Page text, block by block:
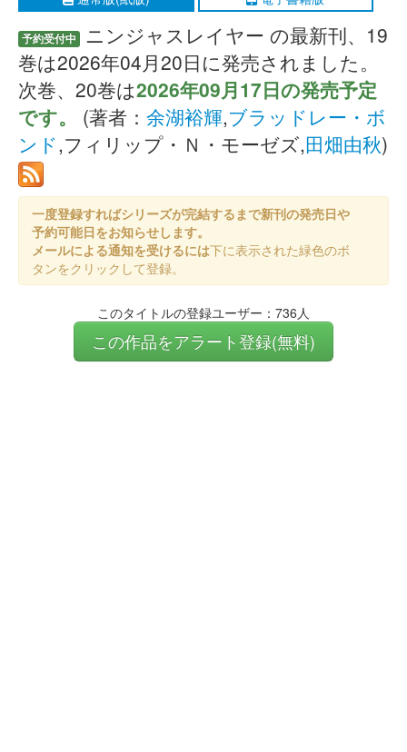
予約受付中
ニンジャスレイヤー の最新刊、19
巻は2026年04月20日に発売されました。
次巻、20巻は2026年09月17日の発売予定
です。
(著者： 余湖裕輝,ブラッドレー・ボ
ンド,フィリップ・Ｎ・モーゼズ,田畑由秋)
一度登録すればシリーズが完結するまで新刊の発売日や
予約可能日をお知らせします。
メールによる通知を受けるには下に表示された緑色のボ
タンをクリックして登録。
このタイトルの登録ユーザー：736人
この作品をアラート登録(無料)